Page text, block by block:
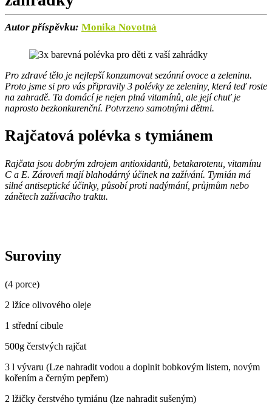
Autor příspěvku: Monika Novotná
Pro zdravé tělo je nejlepší konzumovat sezónní ovoce a zeleninu.
Proto jsme si pro vás připravily 3 polévky ze zeleniny, která teď roste
na zahradě. Ta domácí je nejen plná vitamínů, ale její chuť je
naprosto bezkonkurenční. Potvrzeno samotnými dětmi.
Rajčatová polévka s tymiánem
Rajčata jsou dobrým zdrojem antioxidantů, betakarotenu, vitamínu
C a E. Zároveň mají blahodárný účinek na zažívání. Tymián má
silné antiseptické účinky, působí proti nadýmání, průjmům nebo
zánětech zažívacího traktu.
Suroviny
(4 porce)
2 lžíce olivového oleje
1 střední cibule
500g čerstvých rajčat
3 l vývaru (Lze nahradit vodou a doplnit bobkovým listem, novým
kořením a černým pepřem)
2 lžičky čerstvého tymiánu (lze nahradit sušeným)